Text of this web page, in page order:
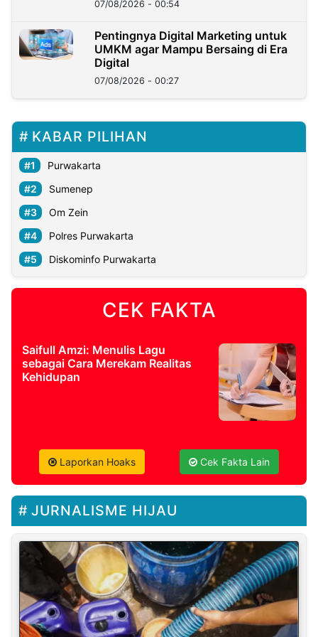
07/08/2026 - 00:54
Pentingnya Digital Marketing untuk
UMKM agar Mampu Bersaing di Era
Digital
07/08/2026 - 00:27
KABAR PILIHAN
Purwakarta
Sumenep
Om Zein
Polres Purwakarta
Diskominfo Purwakarta
CEK FAKTA
Saifull Amzi: Menulis Lagu
sebagai Cara Merekam Realitas
Kehidupan
Laporkan Hoaks Cek Fakta Lain
JURNALISME HIJAU